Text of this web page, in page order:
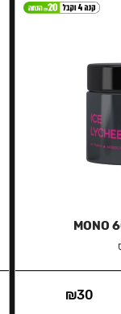
MONO
₪30